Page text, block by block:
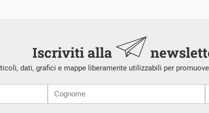
Iscriviti alla
dati, grafici e mappe liberamente utilizzabili per